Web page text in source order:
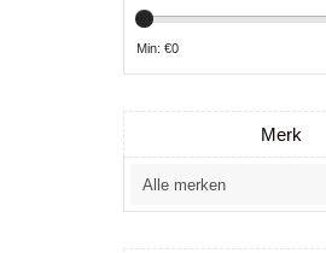
Min: €0
Merk